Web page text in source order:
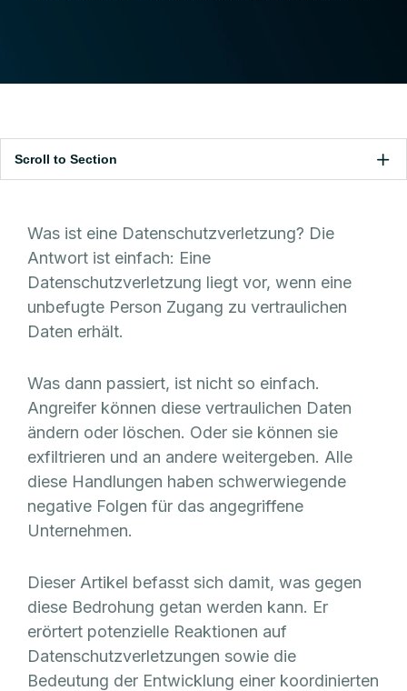
Scroll to Section
Was ist eine Datenschutzverletzung? Die
Antwort ist einfach: Eine
Datenschutzverletzung liegt vor, wenn eine
unbefugte Person Zugang zu vertraulichen
Daten erhält.
Was dann passiert, ist nicht so einfach.
Angreifer können diese vertraulichen Daten
ändern oder löschen. Oder sie können sie
exfiltrieren und an andere weitergeben. Alle
diese Handlungen haben schwerwiegende
negative Folgen für das angegriffene
Unternehmen.
Dieser Artikel befasst sich damit, was gegen
diese Bedrohung getan werden kann. Er
erörtert potenzielle Reaktionen auf
Datenschutzverletzungen sowie die
Bedeutung der Entwicklung einer koordinierten